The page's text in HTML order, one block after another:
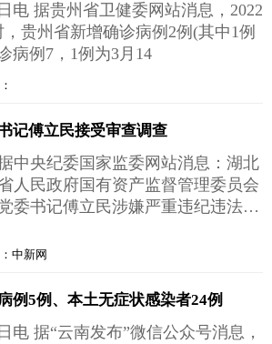
据贵州省卫健委网站消息，2022
贵州省新增确诊病例2例(其中1例
病例7，1例为3月14
记傅立民接受审查调查
中央纪委国家监委网站消息：湖北
人民政府国有资产监督管理委员会
委书记傅立民涉嫌严重违纪违法，
中新网
例5例、本土无症状感染者24例
据“云南发布”微信公众号消息，